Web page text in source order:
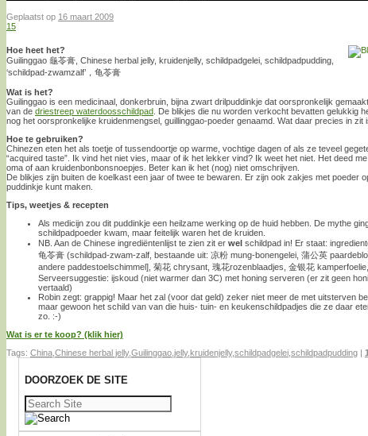
Geplaatst op 16 maart 2009
15
Hoe heet het?
Guilinggao 龜苓膏, Chinese herbal jelly, kruidenjelly, schildpadgelei, schildpadpudding,
‘schildpad-zwamzalf’，龟苓膏
Wat is het?
Guilinggao is een medicinaal, donkerbruin, bijna zwart drilpuddinkje dat oorspronkelijk
van de driestreep waterdoosschildpad . De blikjes die nu worden verkocht bevatten gelukkig
nog het oorspronkelijke kruidenmengsel, guillinggao-poeder genaamd. Wat daar precies in zit
Hoe te gebruiken?
Chinezen eten het als toetje of tussendoortje op warme, vochtige dagen of als ze teveel
“acquired taste”. Ik vind het niet vies, maar of ik het lekker vind? Ik weet het niet. Het deed
oma of aan kruidenbonbonsnoepjes. Beter kan ik het (nog) niet omschrijven.
De blikjes zijn buiten de koelkast een jaar of twee te bewaren. Er zijn ook zakjes met poeder
puddinkje kunt maken.
Tips, weetjes & recepten
Als medicijn zou dit puddinkje een heilzame werking op de huid hebben. De mythe
schildpadpoeder kwam, maar feitelijk waren het de kruiden.
NB. Aan de Chinese ingrediëntenlijst te zien zit er wel schildpad in! Er staat:
龟苓膏 (schildpad-zwam-zalf, bestaande uit: 凉粉 mung-bonengelei, 蒲公英
andere paddestoelschimmel], 菊花 chrysant, 瑰花rozenblaadjes, 金银花
Serveersuggestie: ijskoud (niet warmer dan 3C) met honing serveren (er zit geen
vertaald)
Robin zegt: grappig! Maar het zal (voor dat geld) zeker niet meer de met uitsterven
maar gewoon het schild van van die huis- tuin- en keukenschildpadjes die ze daar
zo. :-)
Wat is er te koop? (klik hier)
Tags: China Chinese herbal jelly,Guilinggao jelly,kruidenjelly,schildpadgelei schildpadpudding |
DOORZOEK DE SITE
Zoeken
naar: